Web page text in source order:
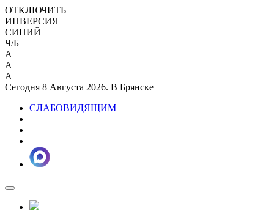
ОТКЛЮЧИТЬ
ИНВЕРСИЯ
СИНИЙ
Ч/Б
A
A
A
Сегодня 8 Августа 2026. В Брянске
СЛАБОВИДЯЩИМ